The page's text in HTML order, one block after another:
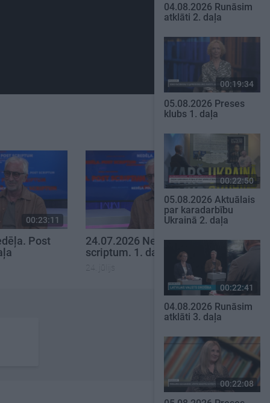
00:23:11
Post
00:19:48
24.07.2026 Nedēļa. Post
scriptum. 1. daļa
24. jūlijs
04.08.2026 Runāsim
atklāti 2. daļa
00:19:34
05.08.2026 Preses
klubs 1. daļa
00:22:50
05.08.2026 Aktuālais
par karadarbību
Ukrainā 2. daļa
00:22:41
04.08.2026 Runāsim
atklāti 3. daļa
00:22:08